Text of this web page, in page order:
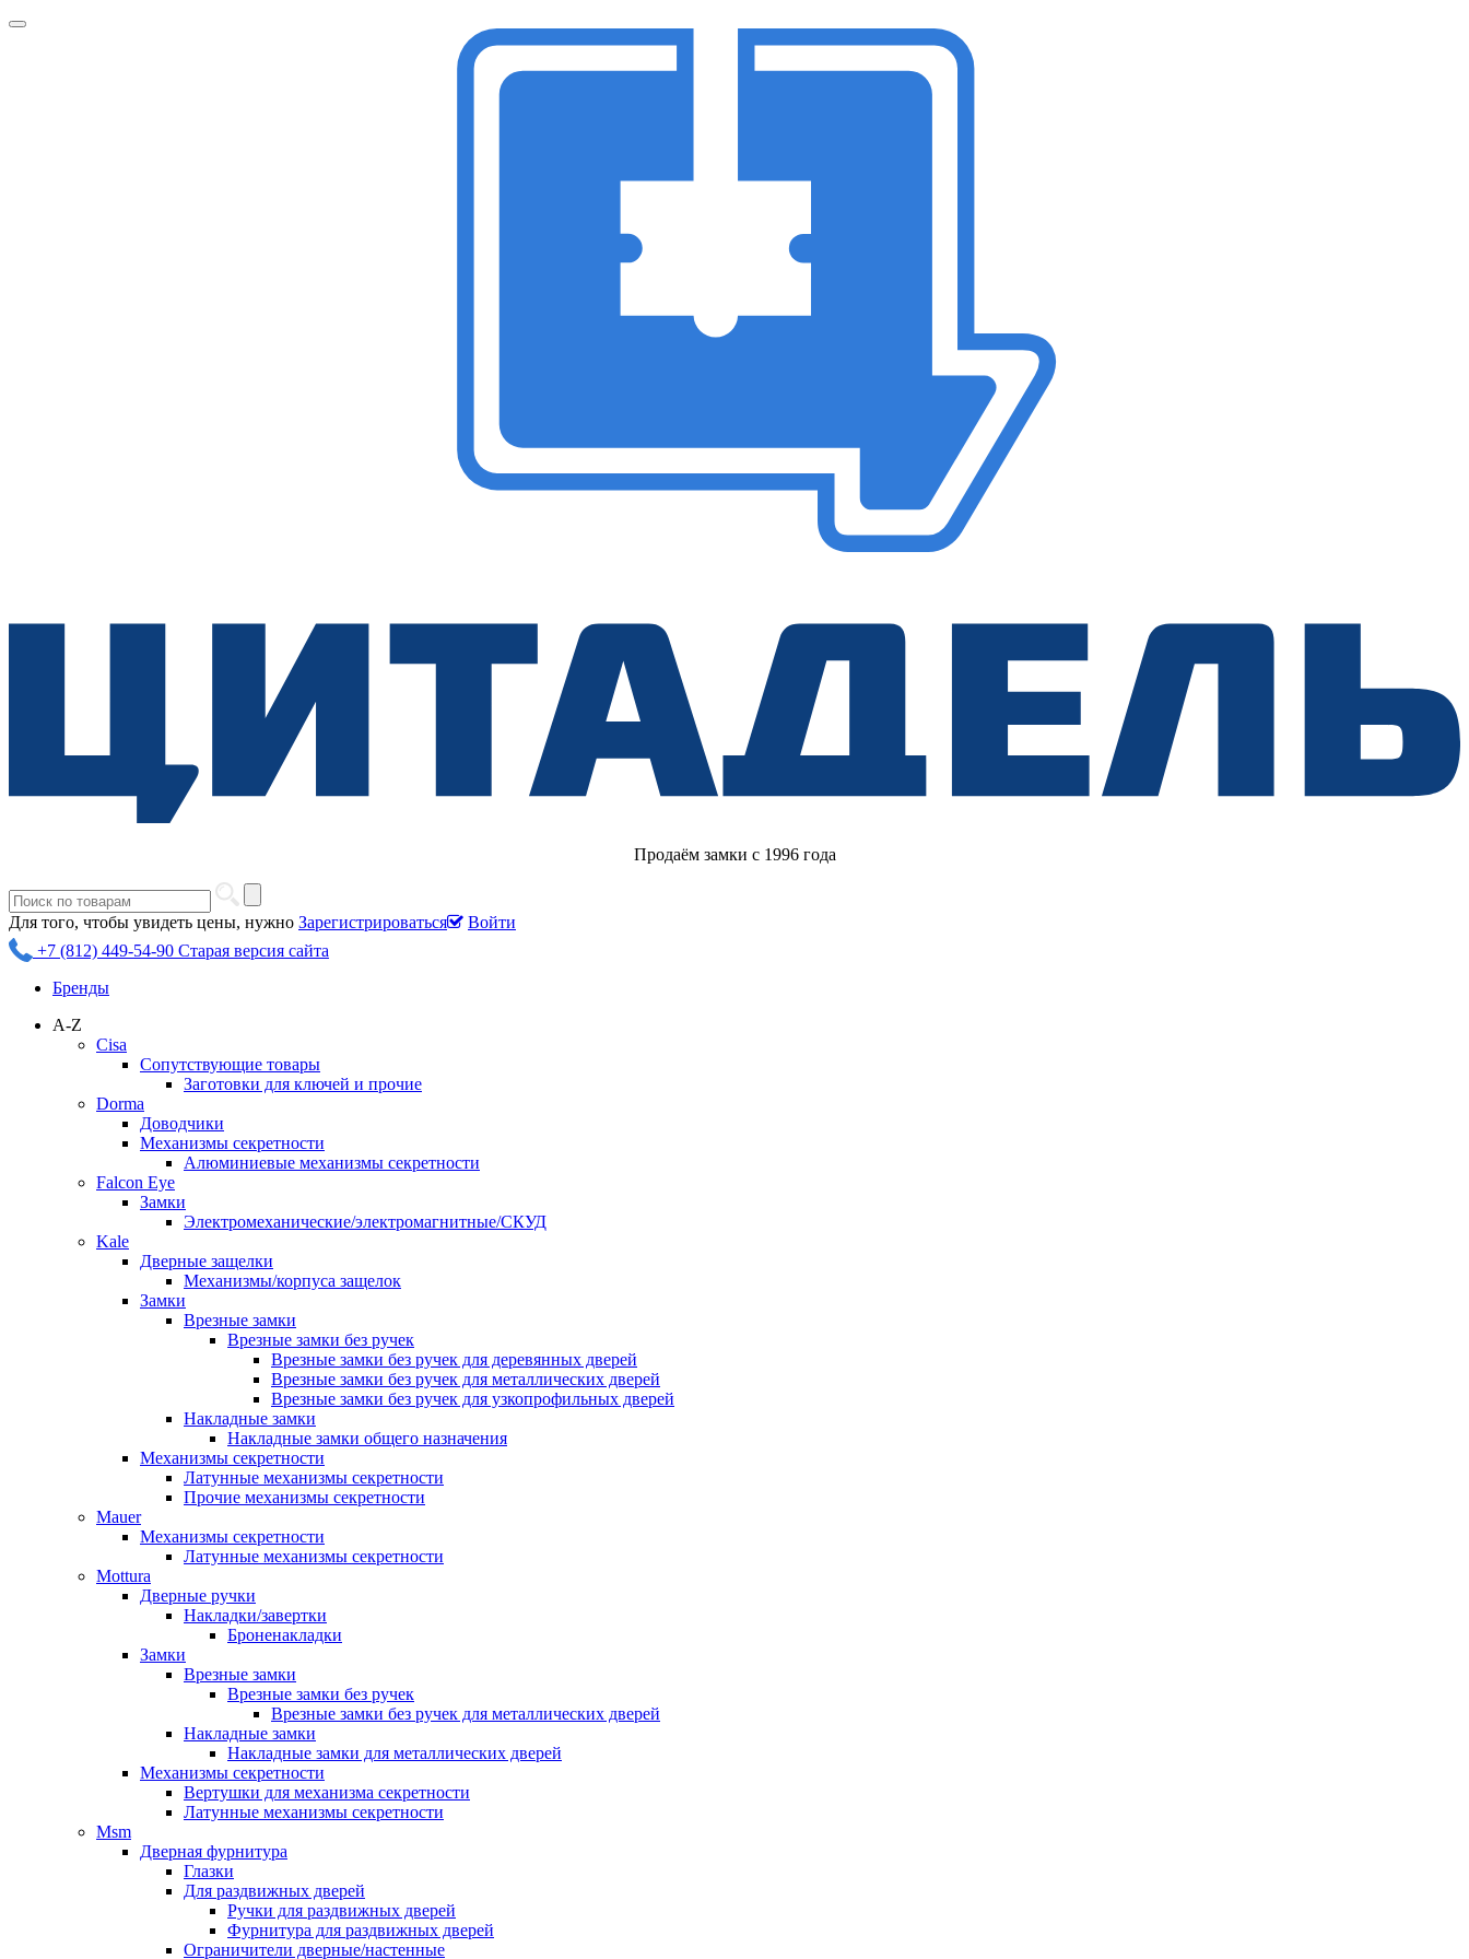
Продаём замки с 1996 года
Для того, чтобы увидеть цены, нужно Зарегистрироваться
Войти
+7 (812) 449-54-90 Старая версия сайта
Бренды
A-Z
Cisa
Сопутствующие товары
Заготовки для ключей и прочие
Dorma
Доводчики
Механизмы секретности
Алюминиевые механизмы секретности
Falcon Eye
Замки
Электромеханические/электромагнитные/СКУД
Kale
Дверные защелки
Механизмы/корпуса защелок
Замки
Врезные замки
Врезные замки без ручек
Врезные замки без ручек для деревянных дверей
Врезные замки без ручек для металлических дверей
Врезные замки без ручек для узкопрофильных дверей
Накладные замки
Накладные замки общего назначения
Механизмы секретности
Латунные механизмы секретности
Прочие механизмы секретности
Mauer
Механизмы секретности
Латунные механизмы секретности
Mottura
Дверные ручки
Накладки/завертки
Броненакладки
Замки
Врезные замки
Врезные замки без ручек
Врезные замки без ручек для металлических дверей
Накладные замки
Накладные замки для металлических дверей
Механизмы секретности
Вертушки для механизма секретности
Латунные механизмы секретности
Msm
Дверная фурнитура
Глазки
Для раздвижных дверей
Ручки для раздвижных дверей
Фурнитура для раздвижных дверей
Ограничители дверные/настенные